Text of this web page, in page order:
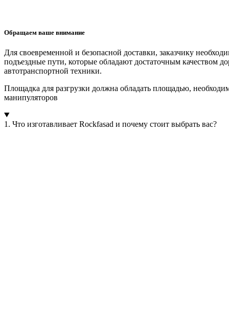
Обращаем ваше внимание
Для своевременной и безопасной доставки, заказчику
подъездные пути, которые обладают достаточным качеством
автотранспортной техники.
Площадка для разгрузки должна обладать площадью,
манипуляторов
1. Что изготавливает Rockfasad и почему стоит выбрать вас?